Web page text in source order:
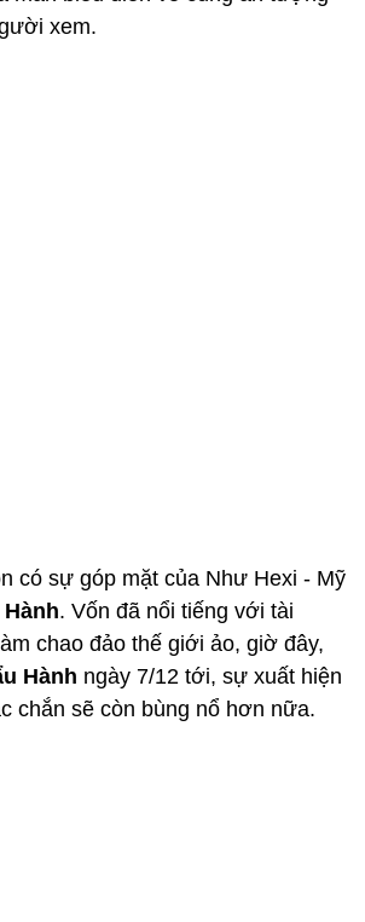
xem.
có sự góp mặt của Như Hexi - Mỹ
Hành. Vốn đã nổi tiếng với tài
làm chao đảo thế giới ảo, giờ đây,
Hành ngày 7/12 tới, sự xuất hiện
chắn sẽ còn bùng nổ hơn nữa.